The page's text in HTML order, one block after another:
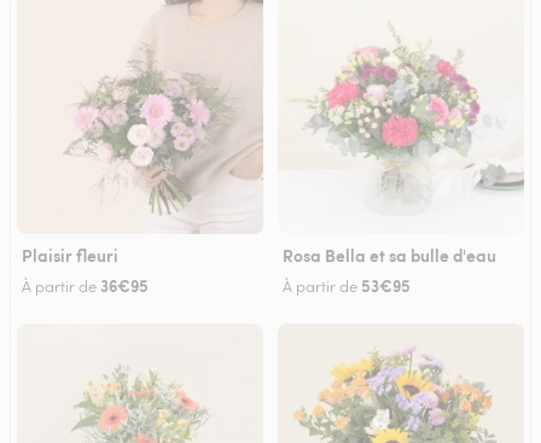
Plaisir fleuri
À partir de 36€95
Rosa Bella et sa bulle d'eau
À partir de 53€95